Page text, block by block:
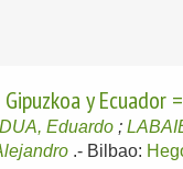
y Ecuador
Eduardo ;
.- Bilbao: